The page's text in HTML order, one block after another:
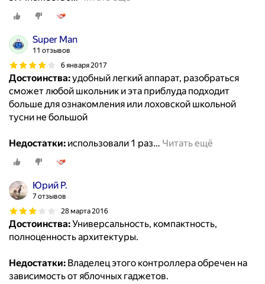
Super Man
11 отзывов
6 января 2017
Достоинства:удобный легкий аппарат, разобраться
сможет любой школьник и эта приблуда подходит
больше для ознакомления или лоховской школьной
тусни не большой
Недостатки: использовали 1 раз… Читать ещё
Юрий Р.
7 отзывов
28 марта 2016
Достоинства:Универсальность, компактность,
полноценность архитектуры.
Недостатки: Владелец этого контроллера обречен на
зависимость от яблочных гаджетов.